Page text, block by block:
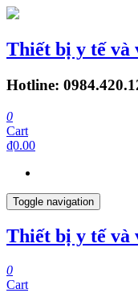
Thiết bị y tế và
Hotline:
0
Cart
₫0.00
Toggle navigation
Thiết bị y tế và
0
Cart